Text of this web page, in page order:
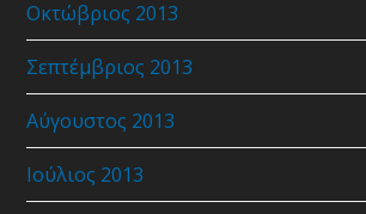
Οκτώβριος 2013
Σεπτέμβριος 2013
Αύγουστος 2013
Ιούλιος 2013